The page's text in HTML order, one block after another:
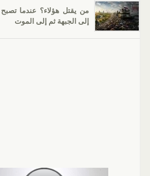
من يقتل هؤلاء؟ عندما تصبح
إلى الجبهة ثم إلى الموت